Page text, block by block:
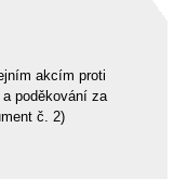
akcím proti
poděkování za
č. 2)